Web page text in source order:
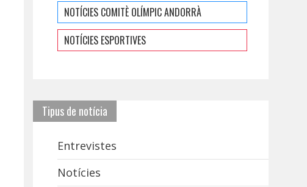
NOTÍCIES COMITÈ OLÍMPIC ANDORRÀ
NOTÍCIES ESPORTIVES
Tipus de notícia
Entrevistes
Notícies